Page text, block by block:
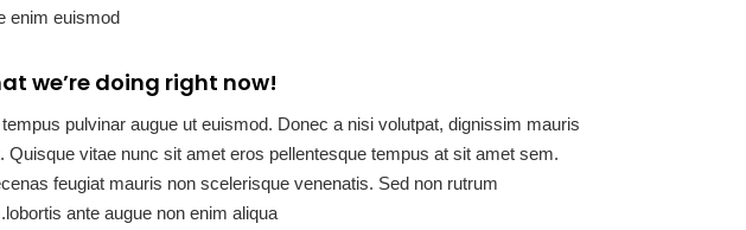
enim euismod
we’re doing right now!
pulvinar augue ut euismod. Donec a nisi volutpat, dignissim mauris
Quisque vitae nunc sit amet eros pellentesque tempus at sit amet sem.
feugiat mauris non scelerisque venenatis. Sed non rutrum
ante augue non enim aliqua